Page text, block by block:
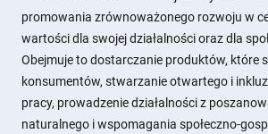
promowania zrównoważonego rozwoju w
wartości dla swojej działalności oraz dla
Obejmuje to dostarczanie produktów, które
konsumentów, stwarzanie otwartego i
pracy, prowadzenie działalności z
naturalnego i wspomagania społeczno-